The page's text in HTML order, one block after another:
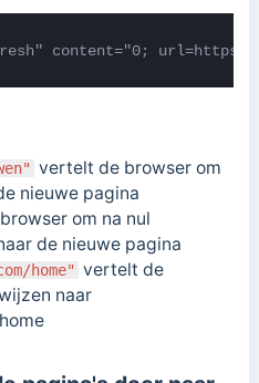
content="0; url=https://
vertelt de browser om
nieuwe pagina
om na nul
de nieuwe pagina
home" vertelt de
naar